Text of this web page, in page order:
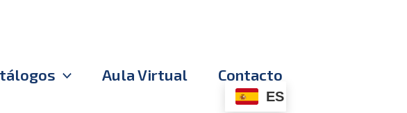
Aula Virtual
Contacto
ES